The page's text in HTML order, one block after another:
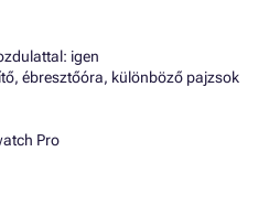
igen
ébresztőóra, különböző pajzsok
Pro